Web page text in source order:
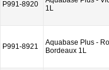
P991-8920
1L
P991-8921
Aquabase Plus -
Bordeaux 1L